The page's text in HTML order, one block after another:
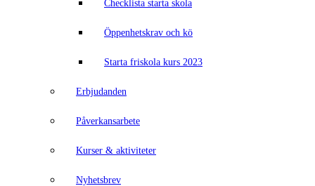
Checklista starta skola
Öppenhetskrav och kö
Starta friskola kurs 2023
Erbjudanden
Påverkansarbete
Kurser & aktiviteter
Nyhetsbrev